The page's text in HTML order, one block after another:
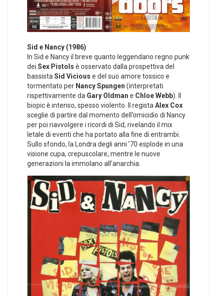
Sid e Nancy (1986)
In Sid e Nancy il breve quanto leggendario regno punk
dei Sex Pistols è osservato dalla prospettiva del
bassista Sid Vicious e del suo amore tossico e
tormentato per Nancy Spungen (interpretati
rispettivamente da Gary Oldman e Chloe Webb). Il
biopic è intenso, spesso violento. Il regista Alex Cox
sceglie di partire dal momento dell’omicidio di Nancy
per poi riavvolgere i ricordi di Sid, rivelando il mix
letale di eventi che ha portato alla fine di entrambi.
Sullo sfondo, la Londra degli anni ’70 esplode in una
visione cupa, crepuscolare, mentre le nuove
generazioni la immolano all’anarchia.